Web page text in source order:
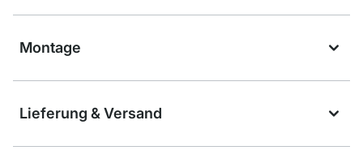
Montage
Lieferung & Versand